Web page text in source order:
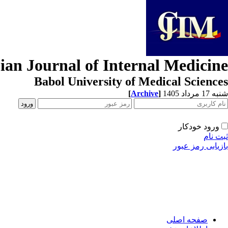
Journal of Internal Medicine
Babol University of Medical Sciences
شنبه 17 مرداد 1405 [Archive]
ورود خودکار
ثبت نام
بازیابی رمز عبور
صفحه اصلی